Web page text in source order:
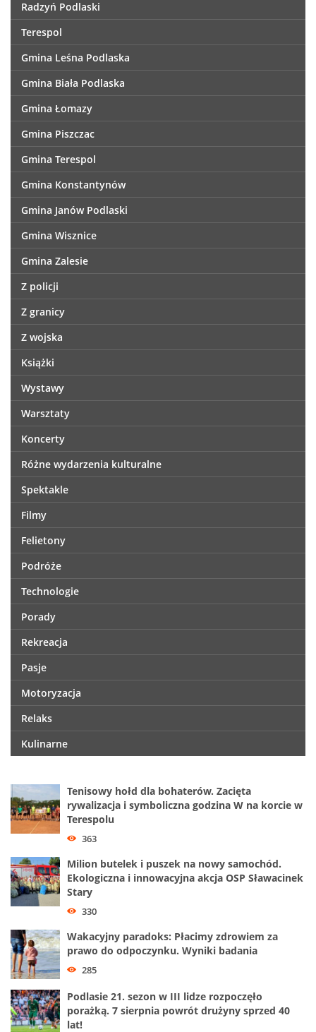
Radzyń Podlaski
Terespol
Gmina Leśna Podlaska
Gmina Biała Podlaska
Gmina Łomazy
Gmina Piszczac
Gmina Terespol
Gmina Konstantynów
Gmina Janów Podlaski
Gmina Wisznice
Gmina Zalesie
Z policji
Z granicy
Z wojska
Książki
Wystawy
Warsztaty
Koncerty
Różne wydarzenia kulturalne
Spektakle
Filmy
Felietony
Podróże
Technologie
Porady
Rekreacja
Pasje
Motoryzacja
Relaks
Kulinarne
Tenisowy hołd dla bohaterów. Zacięta
rywalizacja i symboliczna godzina W na korcie w
Terespolu
363
Milion butelek i puszek na nowy samochód.
Ekologiczna i innowacyjna akcja OSP Sławacinek
Stary
330
Wakacyjny paradoks: Płacimy zdrowiem za
prawo do odpoczynku. Wyniki badania
285
Podlasie 21. sezon w III lidze rozpoczęło
porażką. 7 sierpnia powrót drużyny sprzed 40
lat!